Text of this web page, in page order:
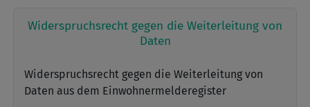
Widerspruchsrecht gegen die Weiterleitung von
Daten
Widerspruchsrecht gegen die Weiterleitung von
Daten aus dem Einwohnermelderegister